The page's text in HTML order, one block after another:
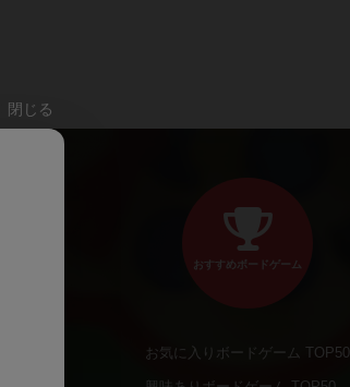
閉じる
おすすめボードゲーム
お気に入りボードゲーム TOP50